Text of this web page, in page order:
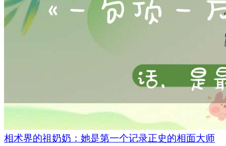
相术界的祖奶奶：她是第一个记录正史的相面大师